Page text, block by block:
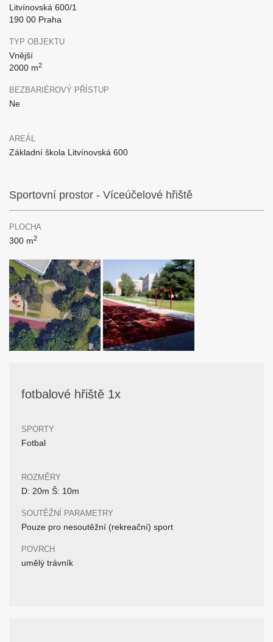
Litvínovská 600/1
190 00 Praha
TYP OBJEKTU
Vnější
2000 m2
BEZBARIÉROVÝ PŘÍSTUP
Ne
AREÁL
Základní škola Litvínovská 600
Sportovní prostor - Víceúčelové hřiště
PLOCHA
300 m2
fotbalové hřiště 1x
SPORTY
Fotbal
ROZMĚRY
D: 20m Š: 10m
SOUTĚŽNÍ PARAMETRY
Pouze pro nesoutěžní (rekreační) sport
POVRCH
umělý trávník